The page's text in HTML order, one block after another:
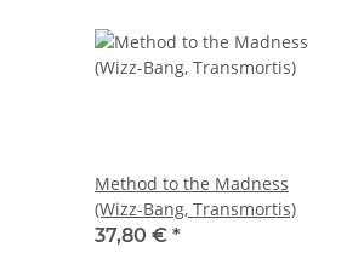
Method to the Madness
(Wizz-Bang, Transmortis)
37,80 € *